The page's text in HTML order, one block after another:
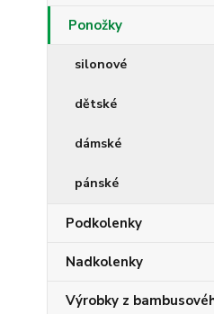
Ponožky
silonové
dětské
dámské
pánské
Podkolenky
Nadkolenky
Výrobky z